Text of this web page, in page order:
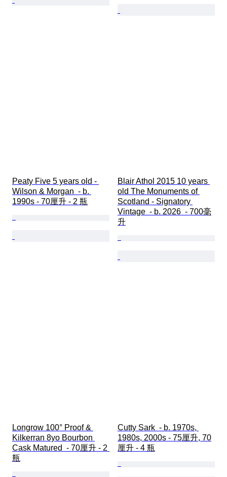
Peaty Five 5 years old -
Wilson & Morgan  - b.
1990s - 70厘升 - 2 瓶
Blair Athol 2015 10 years
old The Monuments of
Scotland - Signatory
Vintage  - b. 2026  - 700毫
升
Longrow 100° Proof &
Kilkerran 8yo Bourbon
Cask Matured  - 70厘升 - 2
瓶
Cutty Sark  - b. 1970s,
1980s, 2000s - 75厘升, 70
厘升 - 4 瓶